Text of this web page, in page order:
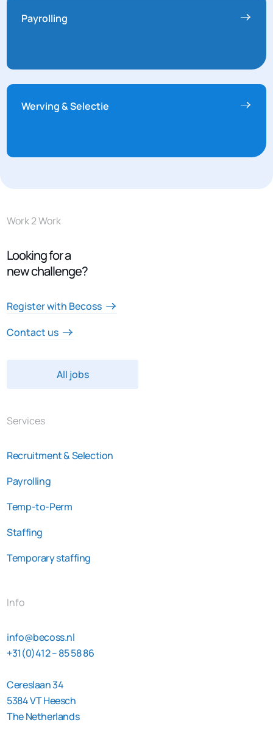
Payrolling
Werving & Selectie
Work 2 Work
Looking for a
new challenge?
Register with Becoss
Contact us
All jobs
Services
Recruitment & Selection
Payrolling
Temp-to-Perm
Staffing
Temporary staffing
Info
info@becoss.nl
+31(0)412 – 85 58 86
Cereslaan 34
5384 VT Heesch
The Netherlands